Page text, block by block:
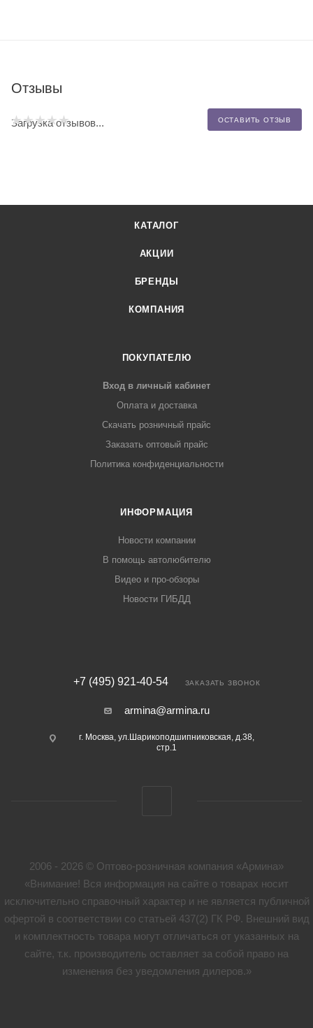
Отзывы
ОСТАВИТЬ ОТЗЫВ
Загрузка отзывов...
КАТАЛОГ
АКЦИИ
БРЕНДЫ
КОМПАНИЯ
ПОКУПАТЕЛЮ
Вход в личный кабинет
Оплата и доставка
Скачать розничный прайс
Заказать оптовый прайс
Политика конфиденциальности
ИНФОРМАЦИЯ
Новости компании
В помощь автолюбителю
Видео и про-обзоры
Новости ГИБДД
+7 (495) 921-40-54 ЗАКАЗАТЬ ЗВОНОК
armina@armina.ru
г. Москва, ул.Шарикоподшипниковская, д.38,
стр.1
2006 - 2026 © Оптово-розничная компания «Армина»
«Внимание! Вся информация на сайте о товарах носит
исключительно справочный характер и не является публичной
офертой в соответствии со статьей 437(2) ГК РФ. Внешний вид
и комплектность товара могут отличаться от указанных на
сайте, т.к. производитель оставляет за собой право на
изменения без уведомления дилеров.»